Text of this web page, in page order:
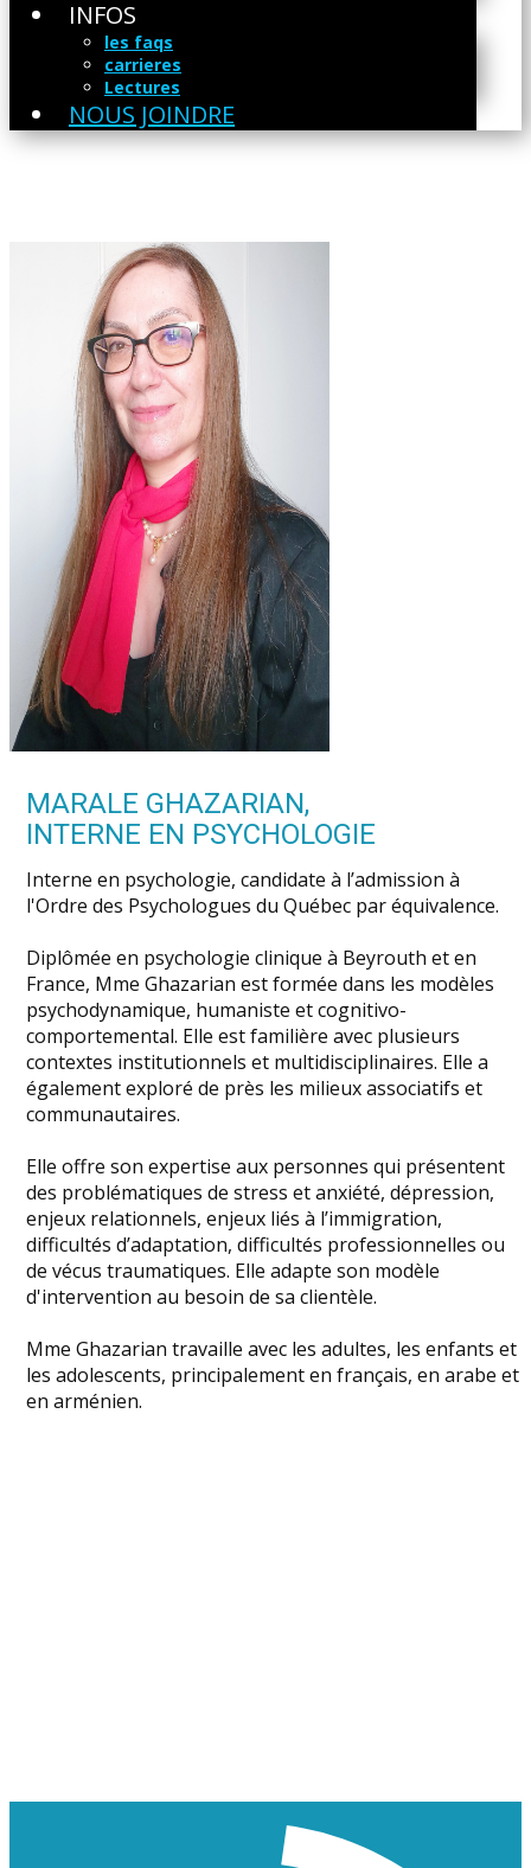
INFOS
les faqs
carrieres
Lectures
NOUS JOINDRE
MARALE GHAZARIAN,
INTERNE EN PSYCHOLOGIE
Interne en psychologie, candidate à l’admission à
l'Ordre des Psychologues du Québec par équivalence.
Diplômée en psychologie clinique à Beyrouth et en
France, Mme Ghazarian est formée dans les modèles
psychodynamique, humaniste et cognitivo-
comportemental. Elle est familière avec plusieurs
contextes institutionnels et multidisciplinaires. Elle a
également exploré de près les milieux associatifs et
communautaires.
Elle offre son expertise aux personnes qui présentent
des problématiques de stress et anxiété, dépression,
enjeux relationnels, enjeux liés à l’immigration,
difficultés d’adaptation, difficultés professionnelles ou
de vécus traumatiques. Elle adapte son modèle
d'intervention au besoin de sa clientèle.
Mme Ghazarian travaille avec les adultes, les enfants et
les adolescents, principalement en français, en arabe et
en arménien.